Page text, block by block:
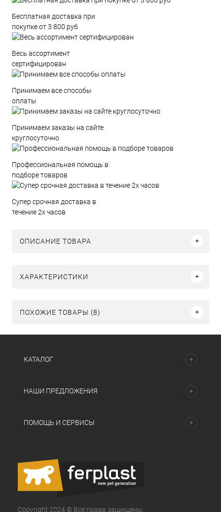
Бесплатная доставка при
покупке от 3 800 руб
Весь ассортимент
сертифицирован
Принимаем все способы
оплаты
Принимаем заказы на сайте
круглосуточно
Профессиональная помощь в
подборе товаров
Супер срочная доставка в
течение 2х часов
ОПИСАНИЕ ТОВАРА
ХАРАКТЕРИСТИКИ
ПОХОЖИЕ ТОВАРЫ (8)
КАТАЛОГ
НАШИ ПРЕДЛОЖЕНИЯ
ПОМОЩЬ И СЕРВИСЫ
Copyright 2024 © Все права защищены.